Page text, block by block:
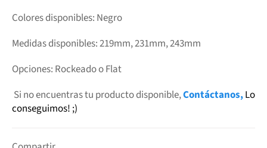
Colores disponibles: Negro
Medidas disponibles: 219mm, 231mm, 243mm
Opciones: Rockeado o Flat
Si no encuentras tu producto disponible,Contáctanos,Lo
conseguimos! ;)